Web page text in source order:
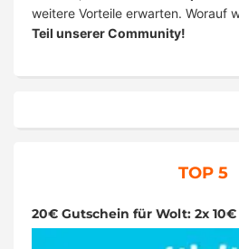
weitere Vorteile erwarten. Worauf
Teil unserer Community!
TOP 5
20€ Gutschein für Wolt: 2x